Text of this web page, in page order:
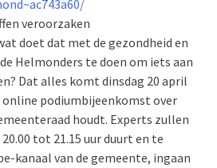
veroorzaken
doet dat met de gezondheid en
Helmonders te doen om iets aan
Dat alles komt dinsdag 20 april
online podiumbijeenkomst over
houdt. Experts zullen
tot 21.15 uur duurt en te
kanaal van de gemeente, ingaan